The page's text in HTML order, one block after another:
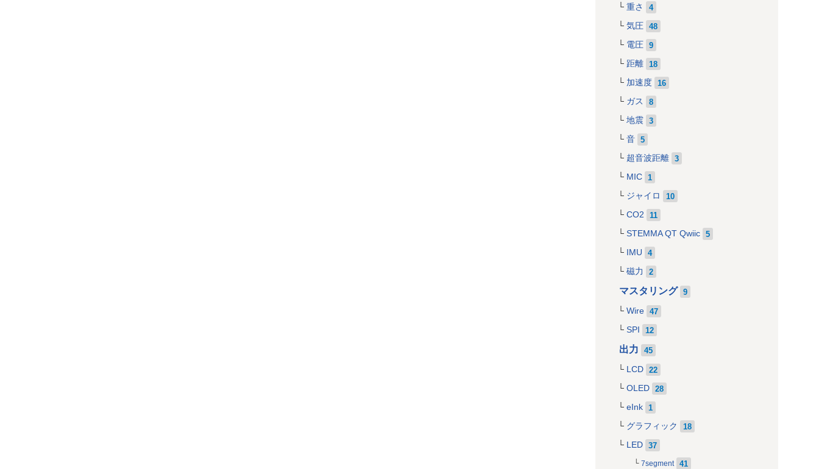
重さ 4
気圧 48
電圧 9
距離 18
加速度 16
ガス 8
地震 3
音 5
超音波距離 3
MIC 1
ジャイロ 10
CO2 11
STEMMA QT Qwiic 5
IMU 4
磁力 2
マスタリング 9
Wire 47
SPI 12
出力 45
LCD 22
OLED 28
eInk 1
グラフィック 18
LED 37
7segment 41